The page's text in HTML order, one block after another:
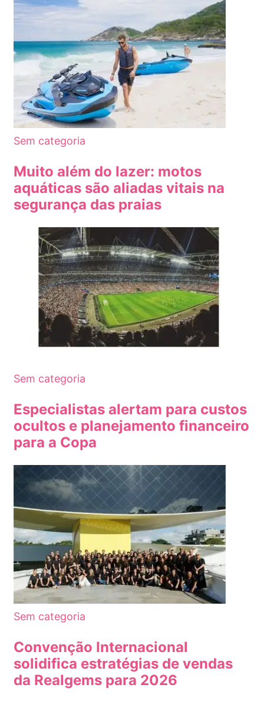
Sem categoria
Muito além do lazer: motos
aquáticas são aliadas vitais na
segurança das praias
Sem categoria
Especialistas alertam para custos
ocultos e planejamento financeiro
para a Copa
Sem categoria
Convenção Internacional
solidifica estratégias de vendas
da Realgems para 2026